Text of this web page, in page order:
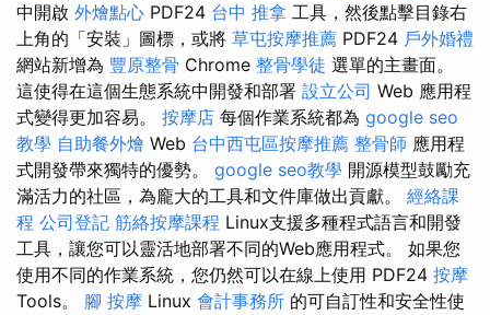
中開啟 外燴點心 PDF24 台中 推拿 工具，然後點擊目錄右
上角的「安裝」圖標，或將 草屯按摩推薦 PDF24 戶外婚禮
網站新增為 豐原整骨 Chrome 整骨學徒 選單的主畫面。
這使得在這個生態系統中開發和部署 設立公司 Web 應用程
式變得更加容易。 按摩店 每個作業系統都為 google seo
教學 自助餐外燴 Web 台中西屯區按摩推薦 整骨師 應用程
式開發帶來獨特的優勢。 google seo教學 開源模型鼓勵充
滿活力的社區，為龐大的工具和文件庫做出貢獻。 經絡課
程 公司登記 筋絡按摩課程 Linux支援多種程式語言和開發
工具，讓您可以靈活地部署不同的Web應用程式。 如果您
使用不同的作業系統，您仍然可以在線上使用 PDF24 按摩
Tools。 腳 按摩 Linux 會計事務所 的可自訂性和安全性使